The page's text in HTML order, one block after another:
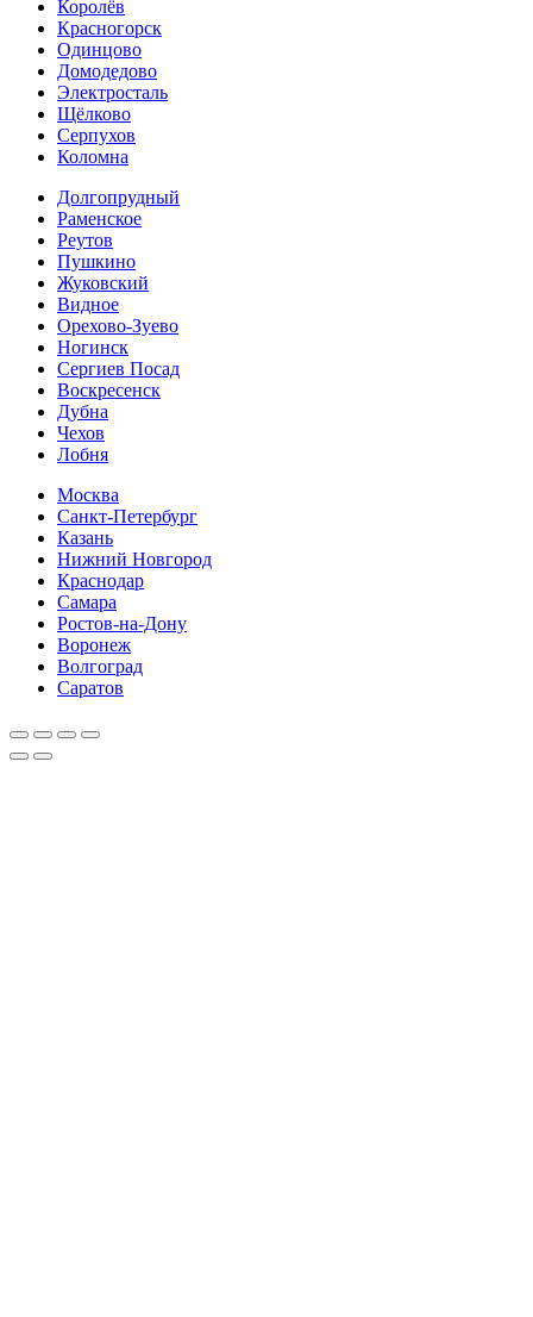
Королёв
Красногорск
Одинцово
Домодедово
Электросталь
Щёлково
Серпухов
Коломна
Долгопрудный
Раменское
Реутов
Пушкино
Жуковский
Видное
Орехово-Зуево
Ногинск
Сергиев Посад
Воскресенск
Дубна
Чехов
Лобня
Москва
Санкт-Петербург
Казань
Нижний Новгород
Краснодар
Самара
Ростов-на-Дону
Воронеж
Волгоград
Саратов